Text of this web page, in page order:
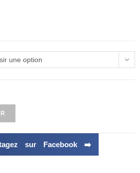
une option
sur Facebook ➡️